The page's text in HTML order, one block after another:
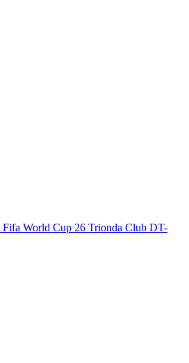
World Cup 26 Trionda Club DT-